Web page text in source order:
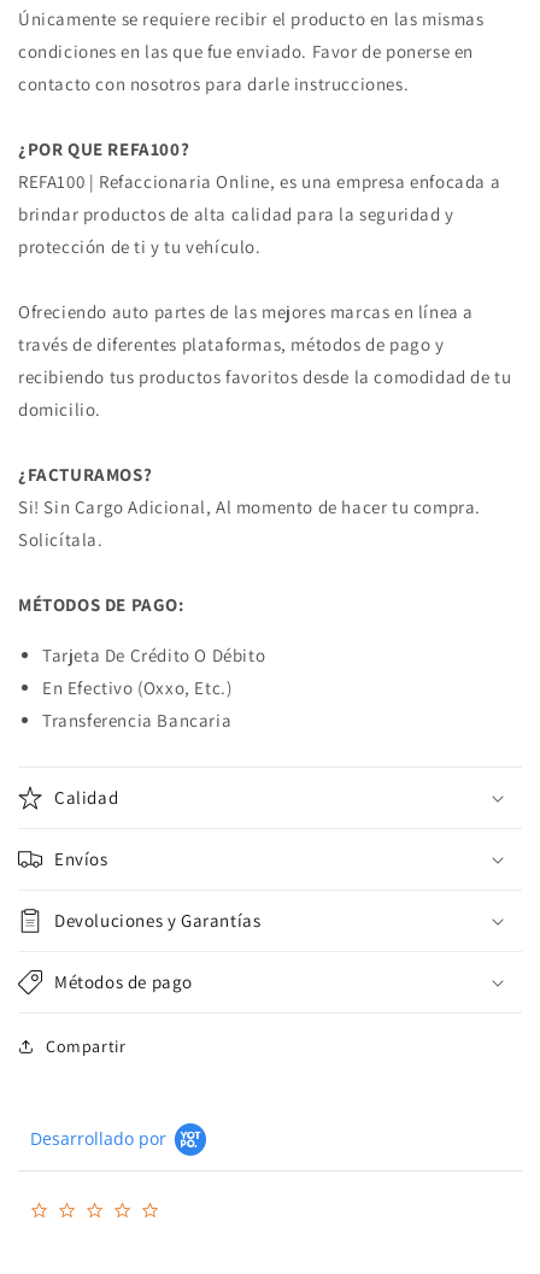
Únicamente se requiere recibir el producto en las mismas
condiciones en las que fue enviado. Favor de ponerse en
contacto con nosotros para darle instrucciones.
¿POR QUE REFA100?
REFA100 | Refaccionaria Online, es una empresa enfocada a
brindar productos de alta calidad para la seguridad y
protección de ti y tu vehículo.
Ofreciendo auto partes de las mejores marcas en línea a
través de diferentes plataformas, métodos de pago y
recibiendo tus productos favoritos desde la comodidad de tu
domicilio.
¿FACTURAMOS?
Si! Sin Cargo Adicional, Al momento de hacer tu compra.
Solicítala.
MÉTODOS DE PAGO:
Tarjeta De Crédito O Débito
En Efectivo (Oxxo, Etc.)
Transferencia Bancaria
Calidad
Envíos
Devoluciones y Garantías
Métodos de pago
Compartir
Desarrollado por